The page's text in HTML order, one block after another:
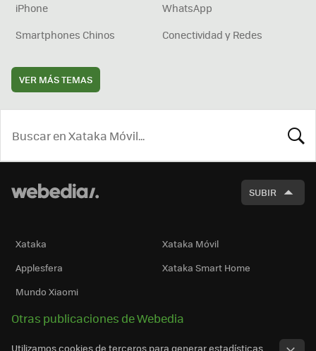
iPhone
WhatsApp
Smartphones Chinos
Conectividad y Redes
VER MÁS TEMAS
SUBIR
Xataka
Xataka Móvil
Applesfera
Xataka Smart Home
Mundo Xiaomi
Otras publicaciones de Webedia
Utilizamos cookies de terceros para generar estadísticas